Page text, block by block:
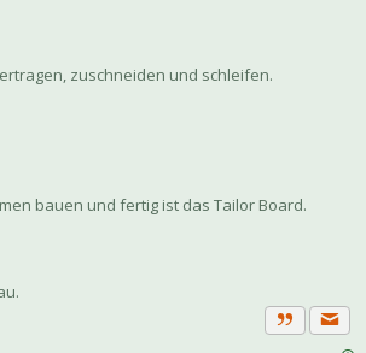
zuschneiden und schleifen.
bauen und fertig ist das Tailor Board.
Zitat